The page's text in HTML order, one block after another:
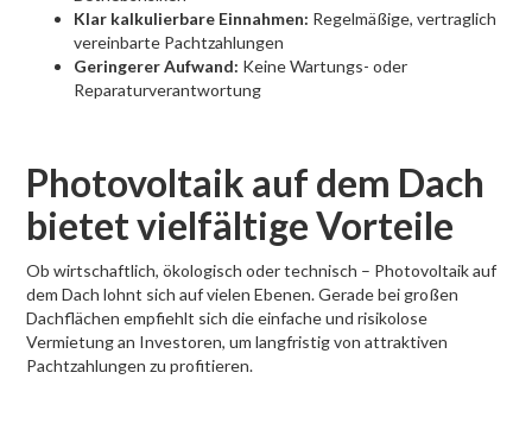
Klar kalkulierbare Einnahmen: Regelmäßige, vertraglich
vereinbarte Pachtzahlungen
Geringerer Aufwand: Keine Wartungs- oder
Reparaturverantwortung
Photovoltaik auf dem Dach
bietet vielfältige Vorteile
Ob wirtschaftlich, ökologisch oder technisch – Photovoltaik auf
dem Dach lohnt sich auf vielen Ebenen. Gerade bei großen
Dachflächen empfiehlt sich die einfache und risikolose
Vermietung an Investoren, um langfristig von attraktiven
Pachtzahlungen zu profitieren.